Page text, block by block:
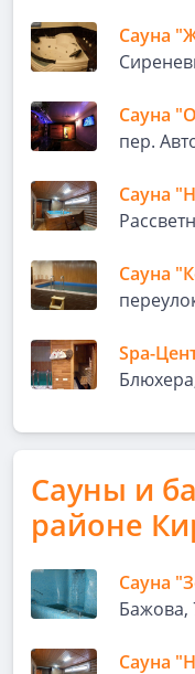
Сауна
Сауна
пер.
Сауна
Сауна
Spa-
Сауны и
районе
Сауна
Бажова,
Сауна